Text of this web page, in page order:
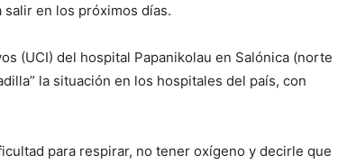
en los próximos días.
(UCI) del hospital Papanikolau en Salónica (norte
la situación en los hospitales del país, con
para respirar, no tener oxígeno y decirle que